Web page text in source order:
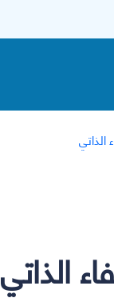
الذاتي
الذاتي